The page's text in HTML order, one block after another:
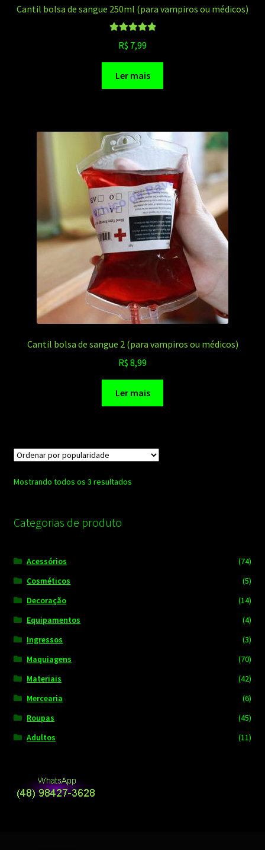
Cantil bolsa de sangue 250ml (para vampiros ou médicos)
5.00
de 5
R$ 7,99
Ler mais
Cantil bolsa de sangue 2 (para vampiros ou médicos)
R$ 8,99
Ler mais
Mostrando todos os 3 resultadosClassificado
Categorias de produto
Acessórios
(74)
Cosméticos
(5)
Decoração
(14)
Equipamentos
(4)
Ingressos
(3)
Maquiagens
(70)
Materiais
(42)
Mercearia
(6)
Roupas
(45)
Adultos
(11)